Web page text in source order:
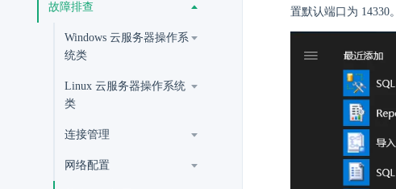
故障排查
Windows 云服务器操作系
统类
Linux 云服务器操作系统
类
连接管理
网络配置
置默认端口为 14330。